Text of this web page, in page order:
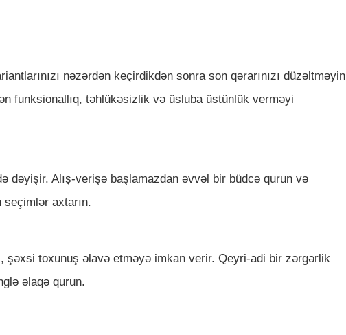
nəzərdən keçirdikdən sonra son qərarınızı düzəltməyin
funksionallıq, təhlükəsizlik və üsluba üstünlük verməyi
dəyişir. Alış-verişə başlamazdan əvvəl bir büdcə qurun və
seçimlər axtarın.
toxunuş əlavə etməyə imkan verir. Qeyri-adi bir zərgərlik
əlaqə qurun.